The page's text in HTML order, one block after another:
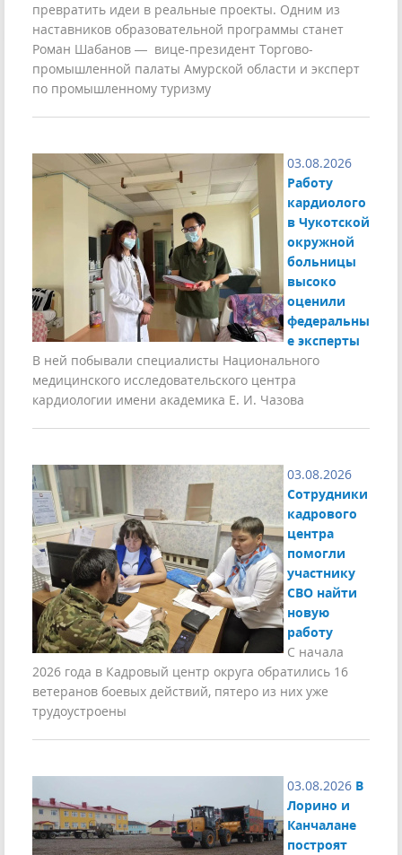
превратить идеи в реальные проекты. Одним из
наставников образовательной программы станет
Роман Шабанов — вице-президент Торгово-
промышленной палаты Амурской области и эксперт
по промышленному туризму
03.08.2026
Работу
кардиолого
в Чукотской
окружной
больницы
высоко
оценили
федеральны
е эксперты
В ней побывали специалисты Национального
медицинского исследовательского центра
кардиологии имени академика Е. И. Чазова
03.08.2026
Сотрудники
кадрового
центра
помогли
участнику
СВО найти
новую
работу
С начала
2026 года в Кадровый центр округа обратились 16
ветеранов боевых действий, пятеро из них уже
трудоустроены
03.08.2026 В
Лорино и
Канчалане
построят